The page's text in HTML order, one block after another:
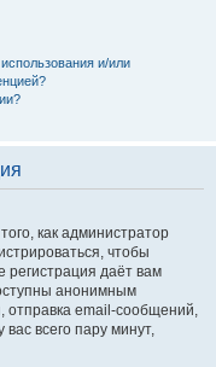
и/или
как администратор
чтобы
даёт вам
анонимным
отправка email-сообщений,
вас всего пару минут,